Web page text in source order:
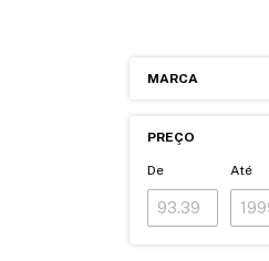
MARCA
PREÇO
De Até